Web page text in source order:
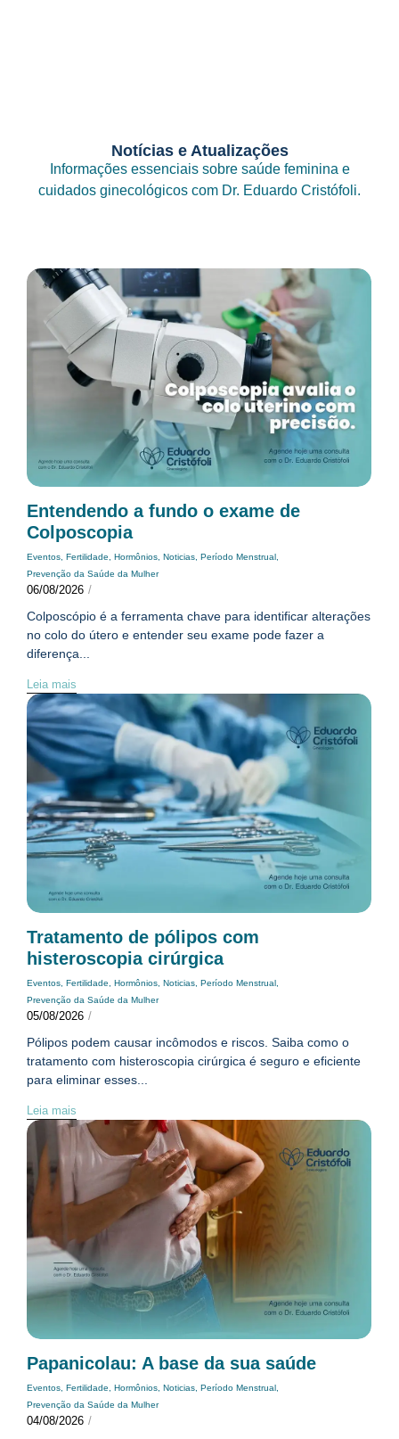
Notícias e Atualizações
Informações essenciais sobre saúde feminina e
cuidados ginecológicos com Dr. Eduardo Cristófoli.
Entendendo a fundo o exame de
Colposcopia
Eventos, Fertilidade, Hormônios, Noticias, Período Menstrual ,
Prevenção da Saúde da Mulher
06/08/2026 /
Colposcópio é a ferramenta chave para identificar alterações
no colo do útero e entender seu exame pode fazer a
diferença...
Leia mais
Tratamento de pólipos com
histeroscopia cirúrgica
Eventos, Fertilidade, Hormônios, Noticias, Período Menstrual,
Prevenção da Saúde da Mulher
05/08/2026 /
Pólipos podem causar incômodos e riscos. Saiba como o
tratamento com histeroscopia cirúrgica é seguro e eficiente
para eliminar esses...
Leia mais
Papanicolau: A base da sua saúde
Eventos Fertilidade Hormônios Noticias Período Menstrual
Prevenção da Saúde da Mulher
04/08/2026 /